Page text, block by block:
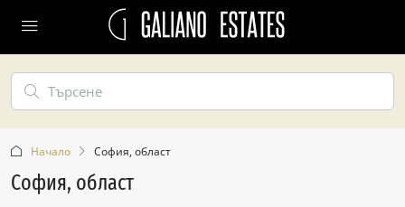
Начало София, област
София, област